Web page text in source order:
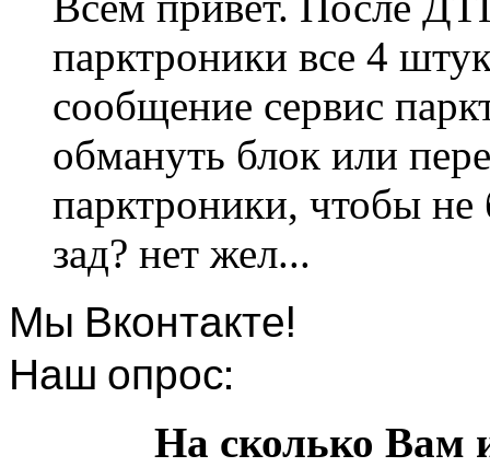
парктроники все 4
сообщение сервис
обмануть блок или
парктроники, чтобы
зад? нет жел...
Мы Вконтакте!
Наш опрос:
На сколько Вам